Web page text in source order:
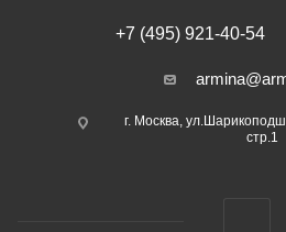
+7 (495) 921-40-54
г. Москва,
стр.1